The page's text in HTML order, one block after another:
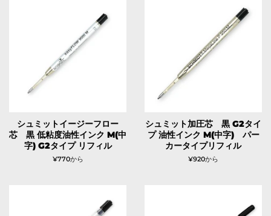
シュミットイージーフロー
芯 黒 低粘度油性インク M(中
字) G2タイプ リフィル
¥770から
シュミット加圧芯 黒 G2タイ
プ 油性インク M(中字) パー
カータイプリフィル
¥920から